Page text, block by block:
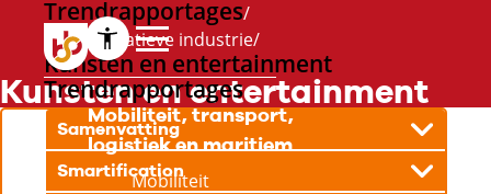
Trendrapportages
Mobiliteit, transport,
logistiek en maritiem
Mobiliteit
Trendrapportages
ICT en creatieve industrie
Kunsten en entertainment
Kunsten en entertainment
Samenvatting
Smartification